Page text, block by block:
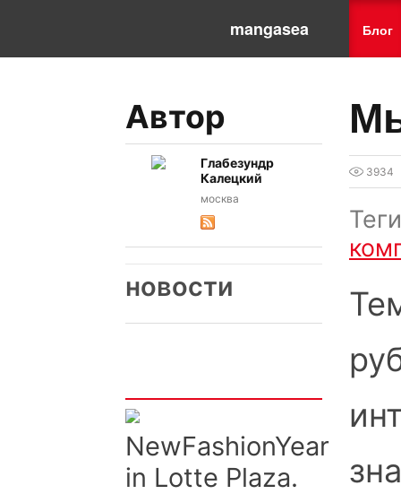
mangasea Блог
Автор
Глабезундр
Калецкий
москва
новости
NewFashionYear
in Lotte Plaza.
3934